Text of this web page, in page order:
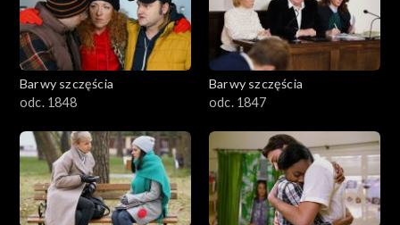
Barwy szczęścia
odc. 1848
Barwy szczęścia
odc. 1847